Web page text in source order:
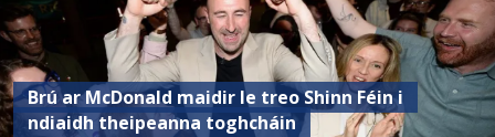
Brú ar McDonald maidir le treo Shinn Féin i
ndiaidh theipeanna toghcháin